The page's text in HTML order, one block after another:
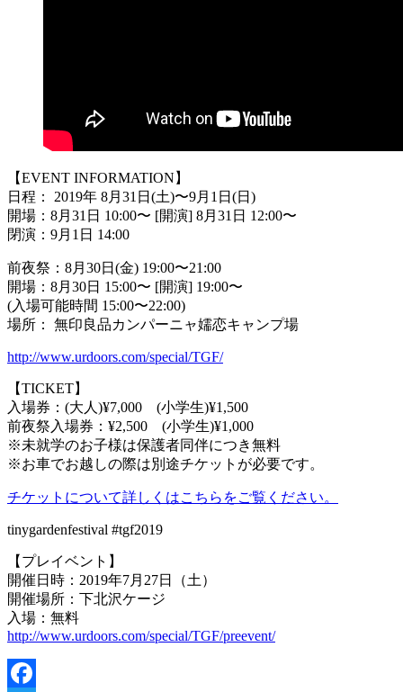
【EVENT INFORMATION】
日程： 2019年 8月31日(土)〜9月1日(日)
開場：8月31日 10:00〜 [開演] 8月31日 12:00〜
閉演：9月1日 14:00
前夜祭：8月30日(金) 19:00〜21:00
開場：8月30日 15:00〜 [開演] 19:00〜
(入場可能時間 15:00〜22:00)
場所： 無印良品カンパーニャ嬬恋キャンプ場
http://www.urdoors.com/special/TGF/
【TICKET】
入場券：(大人)¥7,000 (小学生)¥1,500
前夜祭入場券：¥2,500 (小学生)¥1,000
※未就学のお子様は保護者同伴につき無料
※お車でお越しの際は別途チケットが必要です。
チケットについて詳しくはこちらをご覧ください。
tinygardenfestival #tgf2019
【プレイベント】
開催日時：2019年7月27日（土）
開催場所：下北沢ケージ
入場：無料
http://www.urdoors.com/special/TGF/preevent/